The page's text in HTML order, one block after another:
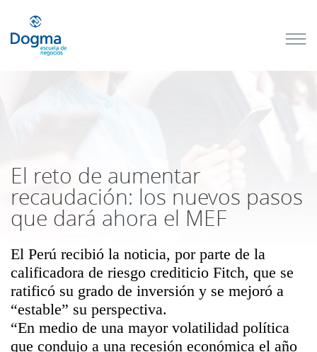
El reto de aumentar
recaudación: los nuevos pasos
que dará ahora el MEF
El Perú recibió la noticia, por parte de la
calificadora de riesgo crediticio Fitch, que se
ratificó su grado de inversión y se mejoró a
“estable” su perspectiva.
“En medio de una mayor volatilidad política
que condujo a una recesión económica el año
próximos